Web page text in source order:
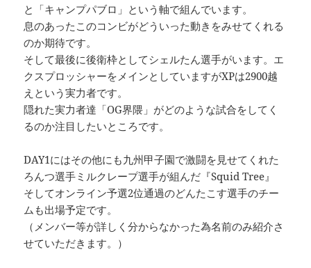
と「キャンプパブロ」という軸で組んでいます。
息のあったこのコンビがどういった動きをみせてくれる
のか期待です。
そして最後に後衛枠としてシェルたん選手がいます。エ
クスプロッシャーをメインとしていますがXPは2900越
えという実力者です。
隠れた実力者達「OG界隈」がどのような試合をしてく
るのか注目したいところです。
DAY1にはその他にも九州甲子園で激闘を見せてくれた
ろんつ選手ミルクレープ選手が組んだ『Squid Tree』
そしてオンライン予選2位通過のどんたこす選手のチー
ムも出場予定です。
（メンバー等が詳しく分からなかった為名前のみ紹介さ
せていただきます。）